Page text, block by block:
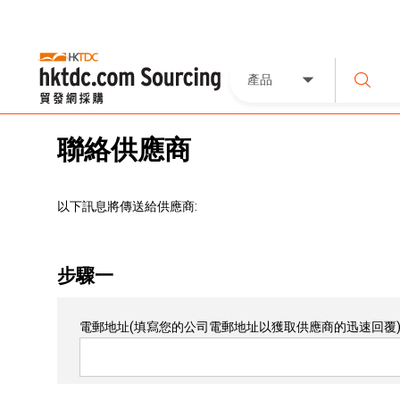
產品
聯絡供應商
以下訊息將傳送給供應商:
步驟一
電郵地址(填寫您的公司電郵地址以獲取供應商的迅速回覆)